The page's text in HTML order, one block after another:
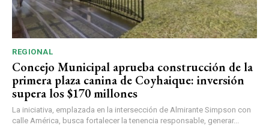
REGIONAL
Concejo Municipal aprueba construcción de la
primera plaza canina de Coyhaique: inversión
supera los $170 millones
La iniciativa, emplazada en la intersección de Almirante Simpson con
calle América, busca fortalecer la tenencia responsable, generar...